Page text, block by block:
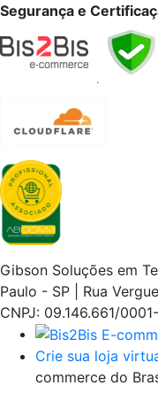
Segurança e
Gibson Soluções em
Paulo - SP | Rua
CNPJ: 09.146.661/
Crie sua loja
commerce do